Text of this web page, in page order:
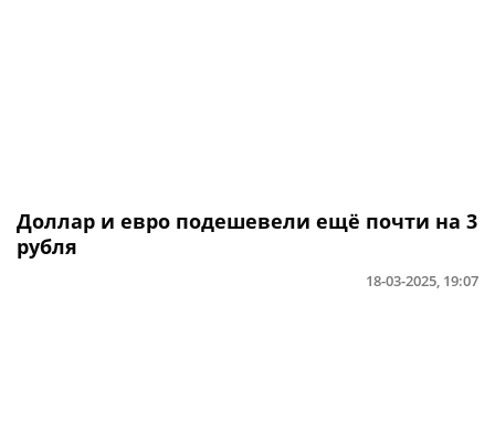
Доллар и евро подешевели ещё почти на 3
рубля
18-03-2025, 19:07